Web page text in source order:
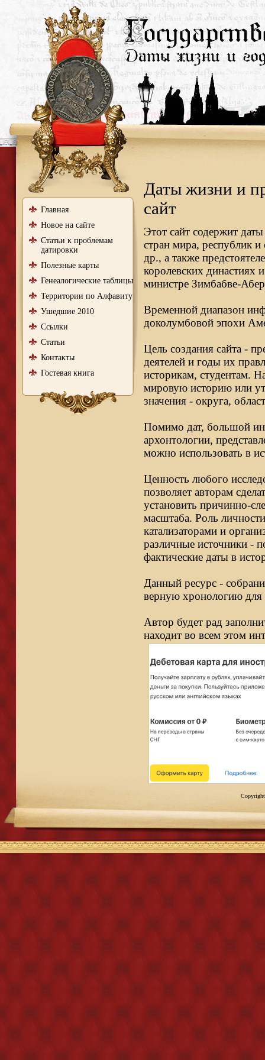
Главная
Новое на сайте
Статьи к проблемам
датировки
Полезные карты
Генеалогические таблицы
Территории по Алфавиту
Ушедшие 2010
Ссылки
Статьи
Контакты
Гостевая книга
Даты жизни и
сайт
Этот сайт содержит
стран мира, республик и
др., а также
королевских династиях
министре Зимбабве-
Временной диапазон
доколумбовой эпохи
Цель создания сайта -
деятелей и годы их
историкам, студентам.
мировую историю или
значения - округа,
Помимо дат, большой
архонтологии,
можно использовать в
Ценность любого
позволяет авторам
установить причинно-
масштаба. Роль
катализаторами и
различные источники -
фактические даты в
Данный ресурс -
верную хронологию для
Автор будет рад
находит во всем этом
Copyright